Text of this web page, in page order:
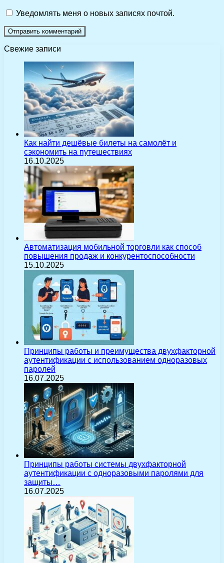
Уведомлять меня о новых записях почтой.
Свежие записи
Как найти дешёвые билеты на самолёт и
сэкономить на путешествиях
16.10.2025
Автоматизация мобильной торговли как способ
повышения продаж и конкурентоспособности
15.10.2025
Принципы работы и преимущества двухфакторной
аутентификации с использованием одноразовых
паролей
16.07.2025
Принципы работы системы двухфакторной
аутентификации с одноразовыми паролями для
защиты…
16.07.2025